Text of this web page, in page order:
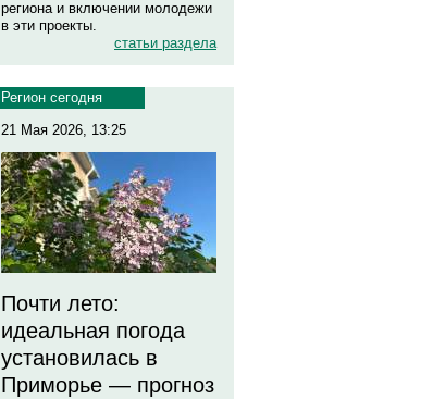
региона и включении молодежи
в эти проекты.
статьи раздела
Регион сегодня
21 Мая 2026, 13:25
Почти лето:
идеальная погода
установилась в
Приморье — прогноз